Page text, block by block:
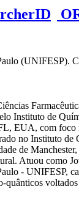
(UNIFESP).
Instituto de
EUA, com foco
no Instituto
de
Atuou como
- UNIFESP,
quânticos